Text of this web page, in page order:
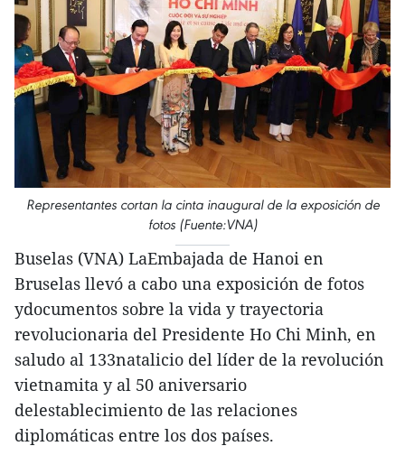
Representantes cortan la cinta inaugural de la exposición de
fotos (Fuente:VNA)
Buselas (VNA) LaEmbajada de Hanoi en
Bruselas llevó a cabo una exposición de fotos
ydocumentos sobre la vida y trayectoria
revolucionaria del Presidente Ho Chi Minh, en
saludo al 133natalicio del líder de la revolución
vietnamita y al 50 aniversario
delestablecimiento de las relaciones
diplomáticas entre los dos países.